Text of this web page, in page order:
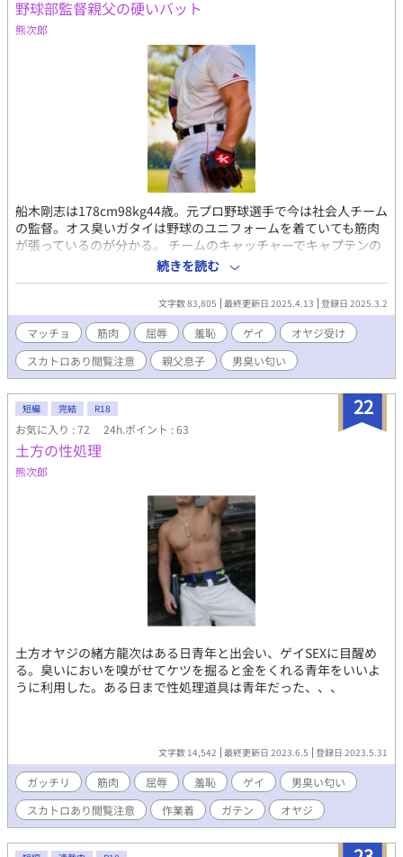
解釈による創作をしております。 ＊ 更新頻度は低めで、ゆっく
り更新予定です。 ＊ 短編の予定です→長編へ変更します
（10/3） ＊ R18のような過激表現がある場合章題に（＊）マー
野球部監督親父の硬いバット
熊次郎
船木剛志は178cm98kg44歳。元プロ野球選手で今は社会人チーム
の監督。オス臭いガタイは野球のユニフォームを着ていても筋肉
が張っているのが分かる。 チームのキャッチャーでキャプテンの
慶太、息子でピッチャーの和人の三人の関係がノンケの船木の性
癖を変えていく、、、。
続きを読む
文字数 83,805 最終更新日 2025.4.13 登録日 2025.3.2
マッチョ 筋肉 屈辱 羞恥 ゲイ
オヤジ受け
スカトロあり閲覧注意
親父息子 男臭い匂い
22
短編 完結 R18
お気に入り : 72 24h.ポイント : 63
土方の性処理
熊次郎
土方オヤジの緒方龍次はある日青年と出会い、ゲイSEXに目醒め
る。臭いにおいを嗅がせてケツを掘ると金をくれる青年をいいよ
うに利用した。ある日まで性処理道具は青年だった、、、
文字数 14,542 最終更新日 2023.6.5 登録日 2023.5.31
ガッチリ 筋肉 屈辱 羞恥 ゲイ
男臭い匂い
スカトロあり閲覧注意
作業着 ガテン オヤジ